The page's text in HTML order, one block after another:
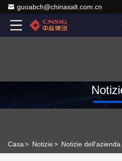
guoabch@chinasalt.com.cn
Casa> Notizie>